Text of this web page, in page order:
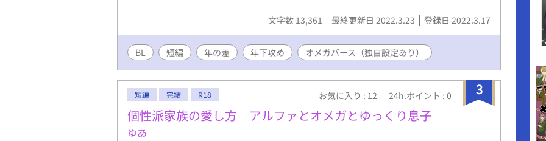
文字数 13,361 最終更新日 2022.3.23 登録日 2022.3.17
BL 短編 年の差 年下攻め オメガバース（独自設定あり）
3
短編 完結 R18 お気に入り : 12 24h.ポイント : 0
個性派家族の愛し方 アルファとオメガとゆっくり息子
ゆあ